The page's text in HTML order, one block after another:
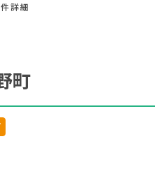
詳細
町